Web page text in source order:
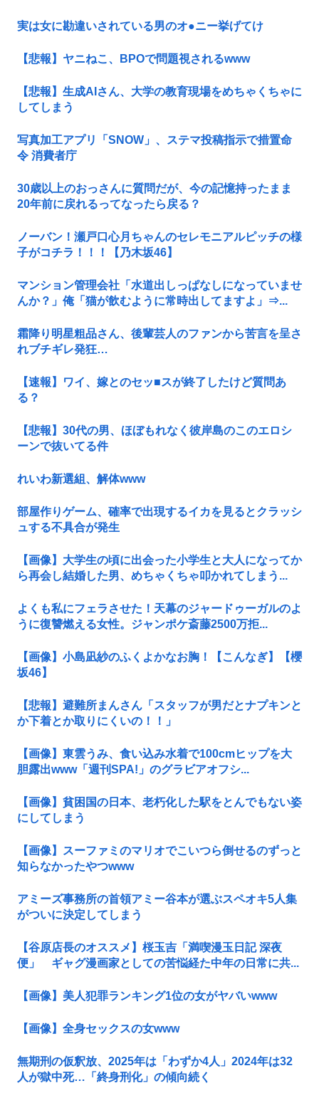
実は女に勘違いされている男のオ●ニー挙げてけ
【悲報】ヤニねこ、BPOで問題視されるwww
【悲報】生成AIさん、大学の教育現場をめちゃくちゃに
してしまう
写真加工アプリ「SNOW」、ステマ投稿指示で措置命
令 消費者庁
30歳以上のおっさんに質問だが、今の記憶持ったまま
20年前に戻れるってなったら戻る？
ノーバン！瀬戸口心月ちゃんのセレモニアルピッチの様
子がコチラ！！！【乃木坂46】
マンション管理会社「水道出しっぱなしになっていませ
んか？」俺「猫が飲むように常時出してますよ」⇒...
霜降り明星粗品さん、後輩芸人のファンから苦言を呈さ
れブチギレ発狂…
【速報】ワイ、嫁とのセッ■スが終了したけど質問あ
る？
【悲報】30代の男、ほぼもれなく彼岸島のこのエロシ
ーンで抜いてる件
れいわ新選組、解体www
部屋作りゲーム、確率で出現するイカを見るとクラッシ
ュする不具合が発生
【画像】大学生の頃に出会った小学生と大人になってか
ら再会し結婚した男、めちゃくちゃ叩かれてしまう...
よくも私にフェラさせた！天幕のジャードゥーガルのよ
うに復讐燃える女性。ジャンポケ斎藤2500万拒...
【画像】小島凪紗のふくよかなお胸！【こんなぎ】【櫻
坂46】
【悲報】避難所まんさん「スタッフが男だとナプキンと
か下着とか取りにくいの！！」
【画像】東雲うみ、食い込み水着で100cmヒップを大
胆露出www「週刊SPA!」のグラビアオフシ...
【画像】貧困国の日本、老朽化した駅をとんでもない姿
にしてしまう
【画像】スーファミのマリオでこいつら倒せるのずっと
知らなかったやつwww
アミーズ事務所の首領アミー谷本が選ぶスペオキ5人集
がついに決定してしまう
【谷原店長のオススメ】桜玉吉「満喫漫玉日記 深夜
便」 ギャグ漫画家としての苦悩経た中年の日常に共...
【画像】美人犯罪ランキング1位の女がヤバいwww
【画像】全身セックスの女www
無期刑の仮釈放、2025年は「わずか4人」2024年は32
人が獄中死…「終身刑化」の傾向続く